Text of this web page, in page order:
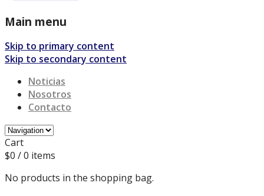
Main menu
Skip to primary content
Skip to secondary content
Noticias
Nosotros
Contacto
Cart
$0 / 0 items
No products in the shopping bag.